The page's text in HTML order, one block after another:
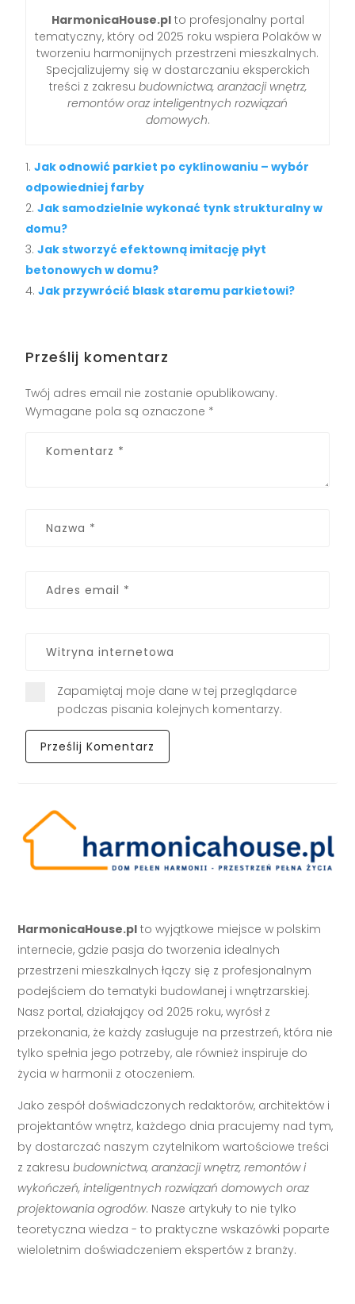
HarmonicaHouse.plto profesjonalny portal
tematyczny, który od 2025 roku wspiera Polaków w
tworzeniu harmonijnych przestrzeni mieszkalnych.
Specjalizujemy się w dostarczaniu eksperckich
treści z zakresu budownictwa, aranżacji wnętrz,
remontów oraz inteligentnych rozwiązań
domowych.
Jak odnowić parkiet po cyklinowaniu – wybór
odpowiedniej farby
Jak samodzielnie wykonać tynk strukturalny w
domu?
Jak stworzyć efektowną imitację płyt
betonowych w domu?
Jak przywrócić blask staremu parkietowi?
Prześlij komentarz
Twój adres email nie zostanie opublikowany.
Wymagane pola są oznaczone *
Zapamiętaj moje dane w tej przeglądarce
podczas pisania kolejnych komentarzy.
HarmonicaHouse.pl to wyjątkowe miejsce w polskim
internecie, gdzie pasja do tworzenia idealnych
przestrzeni mieszkalnych łączy się z profesjonalnym
podejściem do tematyki budowlanej i wnętrzarskiej.
Nasz portal, działający od 2025 roku, wyrósł z
przekonania, że każdy zasługuje na przestrzeń, która nie
tylko spełnia jego potrzeby, ale również inspiruje do
życia w harmonii z otoczeniem.
Jako zespół doświadczonych redaktorów, architektów i
projektantów wnętrz, każdego dnia pracujemy nad tym,
by dostarczać naszym czytelnikom wartościowe treści
z zakresubudownictwa, aranżacji wnętrz, remontów i
wykończeń, inteligentnych rozwiązań domowych oraz
projektowania ogrodów. Nasze artykuły to nie tylko
teoretyczna wiedza - to praktyczne wskazówki poparte
wieloletnim doświadczeniem ekspertów z branży.